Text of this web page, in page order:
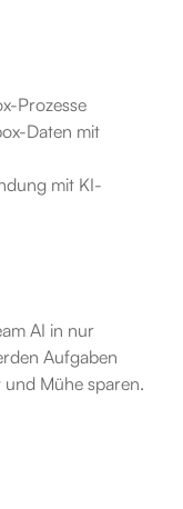
Prozesse
Daten mit
mit KI-
AI in nur
Aufgaben
Mühe sparen.